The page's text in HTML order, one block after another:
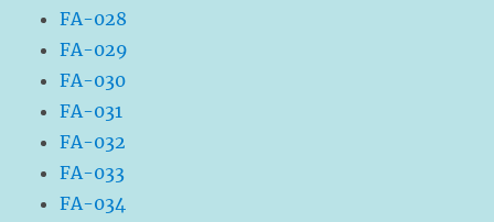
FA-028
FA-029
FA-030
FA-031
FA-032
FA-033
FA-034